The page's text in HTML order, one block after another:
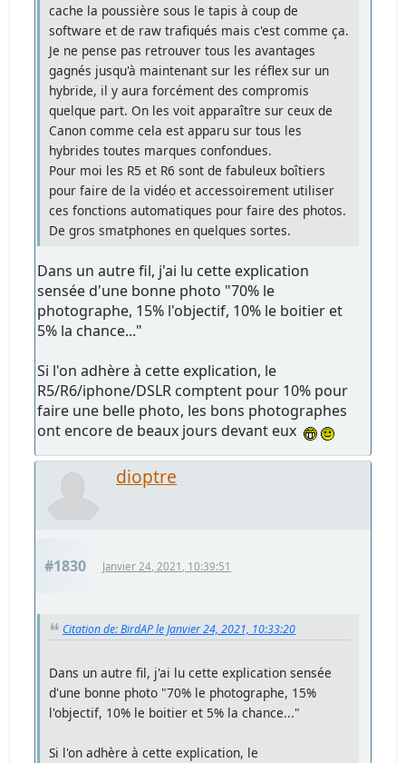
cache la poussière sous le tapis à coup de
software et de raw trafiqués mais c'est comme ça.
Je ne pense pas retrouver tous les avantages
gagnés jusqu'à maintenant sur les réflex sur un
hybride, il y aura forcément des compromis
quelque part. On les voit apparaître sur ceux de
Canon comme cela est apparu sur tous les
hybrides toutes marques confondues.
Pour moi les R5 et R6 sont de fabuleux boîtiers
pour faire de la vidéo et accessoirement utiliser
ces fonctions automatiques pour faire des photos.
De gros smatphones en quelques sortes.
Dans un autre fil, j'ai lu cette explication
sensée d'une bonne photo "70% le
photographe, 15% l'objectif, 10% le boitier et
5% la chance..."
Si l'on adhère à cette explication, le
R5/R6/iphone/DSLR comptent pour 10% pour
faire une belle photo, les bons photographes
ont encore de beaux jours devant eux
dioptre
#1830 Janvier 24, 2021, 10:39:51
Citation de: BirdAP le Janvier 24, 2021, 10:33:20
Dans un autre fil, j'ai lu cette explication sensée
d'une bonne photo "70% le photographe, 15%
l'objectif, 10% le boitier et 5% la chance..."
Si l'on adhère à cette explication, le